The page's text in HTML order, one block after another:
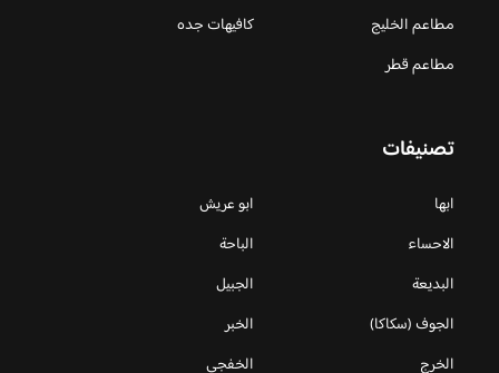
مطاعم الخليج
كافيهات جده
مطاعم قطر
تصنيفات
ابها
ابو عريش
الاحساء
الباحة
البديعة
الجبيل
الجوف (سكاكا)
الخبر
الخرج
الخفجي